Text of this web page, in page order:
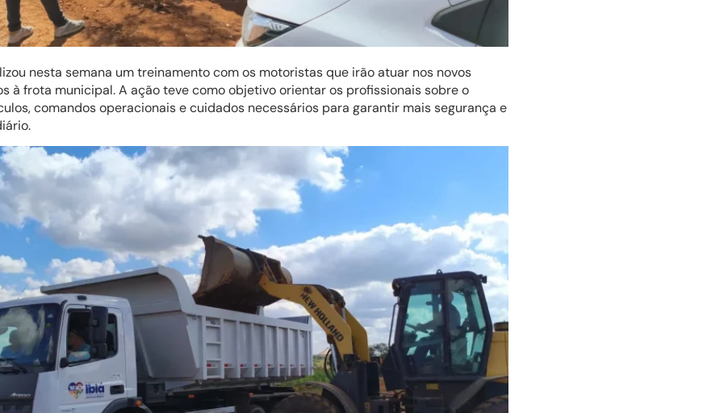
nesta semana um treinamento com os motoristas que irão atuar nos novos
à frota municipal. A ação teve como objetivo orientar os profissionais sobre o
comandos operacionais e cuidados necessários para garantir mais segurança e